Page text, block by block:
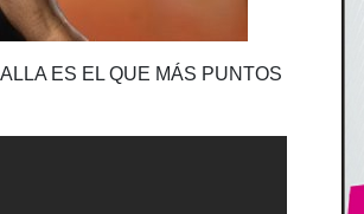
ES EL QUE MÁS PUNTOS